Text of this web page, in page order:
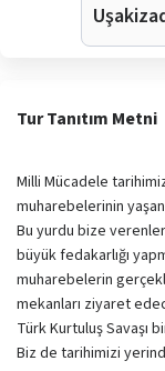
Tur Tanıtım Metni
Milli Mücadele
muharebelerinin
Bu yurdu bize
büyük fedakarlığı
muharebelerin
mekanları ziyaret
Türk Kurtuluş Savaşı
Biz de tarihimizi